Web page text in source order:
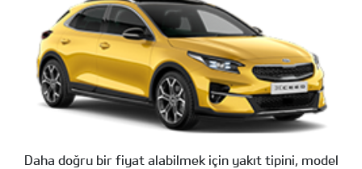
Daha doğru bir fiyat alabilmek için yakıt tipini, model